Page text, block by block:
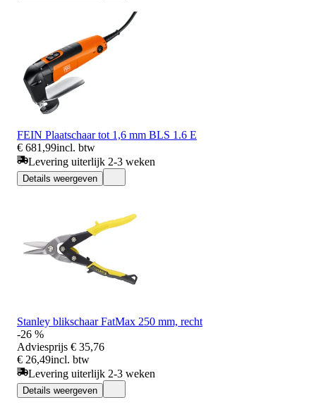
FEIN Plaatschaar tot 1,6 mm BLS 1.6 E
€ 681,99incl. btw
Levering uiterlijk 2-3 weken
Details weergeven
Stanley blikschaar FatMax 250 mm, recht
-26 %
Adviesprijs € 35,76
€ 26,49incl. btw
Levering uiterlijk 2-3 weken
Details weergeven